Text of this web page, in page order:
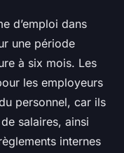
d’emploi dans
une période
à six mois. Les
les employeurs
personnel, car ils
salaires, ainsi
internes